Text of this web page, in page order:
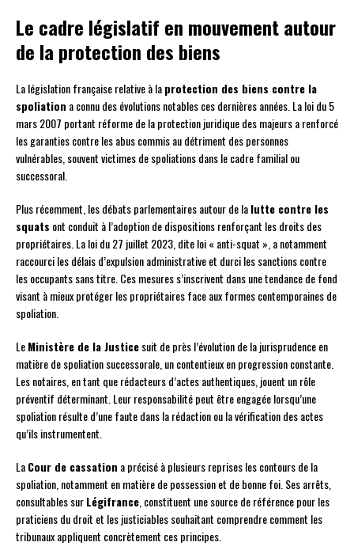
Le cadre législatif en mouvement autour
de la protection des biens
La législation française relative à laprotection des biens contre la
spoliation a connu des évolutions notables ces dernières années. La loi du 5
mars 2007 portant réforme de la protection juridique des majeurs a renforcé
les garanties contre les abus commis au détriment des personnes
vulnérables, souvent victimes de spoliations dans le cadre familial ou
successoral.
Plus récemment, les débats parlementaires autour de lalutte contre les
squats ont conduit à l’adoption de dispositions renforçant les droits des
propriétaires. La loi du 27 juillet 2023, dite loi « anti-squat », a notamment
raccourci les délais d’expulsion administrative et durci les sanctions contre
les occupants sans titre. Ces mesures s’inscrivent dans une tendance de fond
visant à mieux protéger les propriétaires face aux formes contemporaines de
spoliation.
LeMinistère de la Justicesuit de près l’évolution de la jurisprudence en
matière de spoliation successorale, un contentieux en progression constante.
Les notaires, en tant que rédacteurs d’actes authentiques, jouent un rôle
préventif déterminant. Leur responsabilité peut être engagée lorsqu’une
spoliation résulte d’une faute dans la rédaction ou la vérification des actes
qu’ils instrumentent.
LaCour de cassation a précisé à plusieurs reprises les contours de la
spoliation, notamment en matière de possession et de bonne foi. Ses arrêts,
consultables surLégifrance, constituent une source de référence pour les
praticiens du droit et les justiciables souhaitant comprendre comment les
tribunaux appliquent concrètement ces principes.